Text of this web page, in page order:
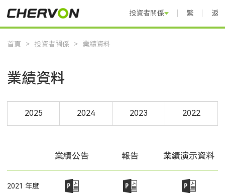
投資者關係 繁體中文返
首頁 > 投資者關係 > 業績資料
業績資料
2025 2024 2023 2022
業績公告 報告 業績演示資料
2021 年度